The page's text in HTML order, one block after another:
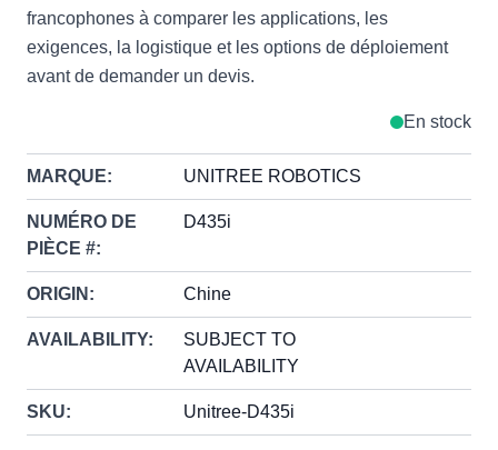
francophones à comparer les applications, les
exigences, la logistique et les options de déploiement
avant de demander un devis.
En stock
MARQUE: UNITREE ROBOTICS
NUMÉRO DE
PIÈCE #:
D435i
ORIGIN: Chine
AVAILABILITY:
SUBJECT TO
AVAILABILITY
SKU: Unitree-D435i